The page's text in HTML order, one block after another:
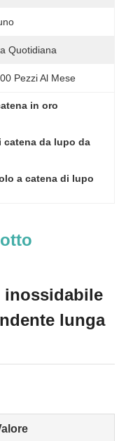
Quotidiana
Pezzi Al Mese
in oro
catena da lupo da
a catena di lupo
lunga